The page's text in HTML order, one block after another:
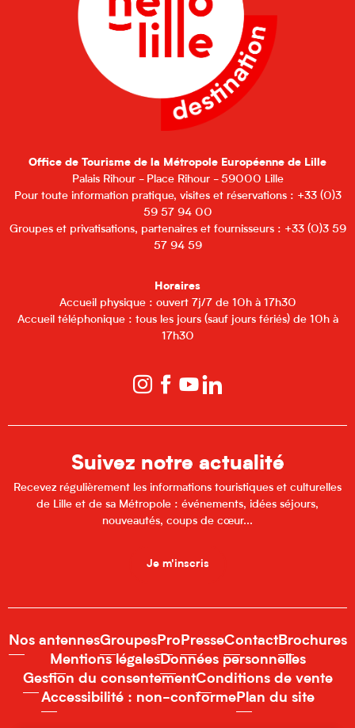
Office de Tourisme de la Métropole Européenne de Lille
Palais Rihour - Place Rihour - 59000 Lille
Pour toute information pratique, visites et réservations : +33 (0)3
59 57 94 00
Groupes et privatisations, partenaires et fournisseurs : +33 (0)3 59
57 94 59
Horaires
Accueil physique : ouvert 7j/7 de 10h à 17h30
Accueil téléphonique : tous les jours (sauf jours fériés) de 10h à
17h30
Suivez notre actualité
Recevez régulièrement les informations touristiques et culturelles
de Lille et de sa Métropole : événements, idées séjours,
nouveautés, coups de cœur...
Je m'inscris
Nos antennesGroupesPro PresseContactBrochures
Mentions légalesDonnées personnelles
Gestion du consentementConditions de vente
Accessibilité : non-conformePlan du site